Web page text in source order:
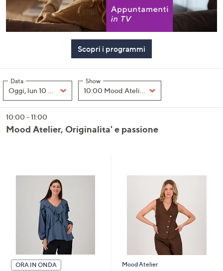
a
sinistra
o
sui
dispositivi
touch
per
consultarli.
Scopri i programmi
Data
Oggi, lun 10 agosto , Selected
Data
Show
Show
10:00 - 11:00
Mood Atelier, Originalita' e passione
ORA IN ONDA
Mood Atelier